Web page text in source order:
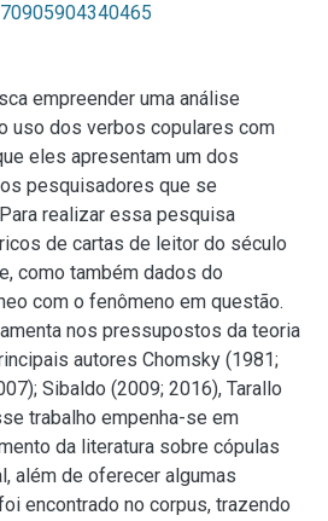
empreender uma análise
uso dos verbos copulares com
eles apresentam um dos
pesquisadores que se
realizar essa pesquisa
de cartas de leitor do século
como também dados do
com o fenômeno em questão.
nos pressupostos da teoria
autores Chomsky (1981;
Sibaldo (2009; 2016), Tarallo
trabalho empenha-se em
da literatura sobre cópulas
além de oferecer algumas
encontrado no corpus, trazendo